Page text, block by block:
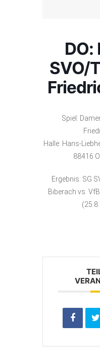
DO:
SVO/
Spiel:
Halle: Hans-
88416
Ergebnis: SG
Biberach vs.
(25:8